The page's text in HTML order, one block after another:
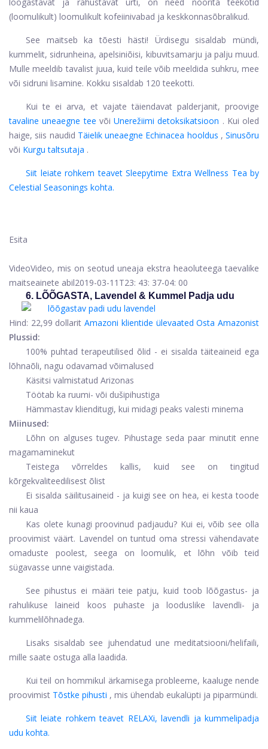
(loomulikult) loomulikult kofeiinivabad ja keskkonnasõbralikud.
See maitseb ka tõesti hästi! Ürdisegu sisaldab mündi,
kummelit, sidrunheina, apelsiniõisi, kibuvitsamarju ja palju muud.
Mulle meeldib tavalist juua, kuid teile võib meeldida suhkru, mee
või sidruni lisamine. Kokku sisaldab 120 teekotti.
Kui te ei arva, et vajate täiendavat palderjanit, proovige
tavaline uneaegne tee või Unerežiimi detoksikatsioon . Kui oled
haige, siis naudid Täielik uneaegne Echinacea hooldus , Sinusõru
või Kurgu taltsutaja .
Siit leiate rohkem teavet Sleepytime Extra Wellness Tea by
Celestial Seasonings kohta.
Esita
VideoVideo, mis on seotud uneaja ekstra heaoluteega taevalike
maitseainete abil2019-03-11T23: 43: 37-04: 00
6. LÕÕGASTA, Lavendel & Kummel Padja udu
Hind: 22,99 dollarit Amazoni klientide ülevaated Osta Amazonist
Plussid:
100% puhtad terapeutilised õlid - ei sisalda täiteaineid ega
lõhnaõli, nagu odavamad võimalused
Käsitsi valmistatud Arizonas
Töötab ka ruumi- või dušipihustiga
Hämmastav klienditugi, kui midagi peaks valesti minema
Miinused:
Lõhn on alguses tugev. Pihustage seda paar minutit enne
magamaminekut
Teistega võrreldes kallis, kuid see on tingitud
kõrgekvaliteedilisest õlist
Ei sisalda säilitusaineid - ja kuigi see on hea, ei kesta toode
nii kaua
Kas olete kunagi proovinud padjaudu? Kui ei, võib see olla
proovimist väärt. Lavendel on tuntud oma stressi vähendavate
omaduste poolest, seega on loomulik, et lõhn võib teid
sügavasse unne vaigistada.
See pihustus ei määri teie patju, kuid toob lõõgastus- ja
rahulikuse laineid koos puhaste ja looduslike lavendli- ja
kummelilõhnadega.
Lisaks sisaldab see juhendatud une meditatsiooni/helifaili,
mille saate ostuga alla laadida.
Kui teil on hommikul ärkamisega probleeme, kaaluge nende
proovimist Tõstke pihusti , mis ühendab eukalüpti ja piparmündi.
Siit leiate rohkem teavet RELAXi, lavendli ja kummelipadja
udu kohta.